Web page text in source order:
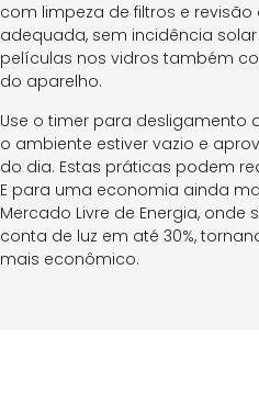
com limpeza de filtros e revisão
adequada, sem incidência
películas nos vidros também
do aparelho.
Use o timer para desligamento
o ambiente estiver vazio e
do dia. Estas práticas podem
E para uma economia ainda
Mercado Livre de Energia,
conta de luz em até 30%,
mais econômico.